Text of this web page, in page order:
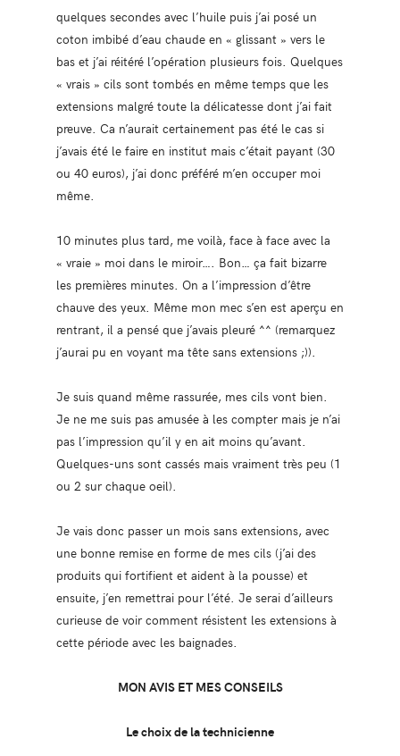
quelques secondes avec l’huile puis j’ai posé un
coton imbibé d’eau chaude en « glissant » vers le
bas et j’ai réitéré l’opération plusieurs fois. Quelques
« vrais » cils sont tombés en même temps que les
extensions malgré toute la délicatesse dont j’ai fait
preuve. Ca n’aurait certainement pas été le cas si
j’avais été le faire en institut mais c’était payant (30
ou 40 euros), j’ai donc préféré m’en occuper moi
même.
10 minutes plus tard, me voilà, face à face avec la
« vraie » moi dans le miroir…. Bon… ça fait bizarre
les premières minutes. On a l’impression d’être
chauve des yeux. Même mon mec s’en est aperçu en
rentrant, il a pensé que j’avais pleuré ^^ (remarquez
j’aurai pu en voyant ma tête sans extensions ;)).
Je suis quand même rassurée, mes cils vont bien.
Je ne me suis pas amusée à les compter mais je n’ai
pas l’impression qu’il y en ait moins qu’avant.
Quelques-uns sont cassés mais vraiment très peu (1
ou 2 sur chaque oeil).
Je vais donc passer un mois sans extensions, avec
une bonne remise en forme de mes cils (j’ai des
produits qui fortifient et aident à la pousse) et
ensuite, j’en remettrai pour l’été. Je serai d’ailleurs
curieuse de voir comment résistent les extensions à
cette période avec les baignades.
MON AVIS ET MES CONSEILS
Le choix de la technicienne